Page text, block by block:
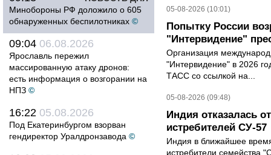
Минобороны РФ доложило о 605
обнаруженных беспилотниках ©
09:04 06.08.2026
Ярославль пережил
массированную атаку дронов:
есть информация о возгорании на
НПЗ ©
16:22 05.08.2026
Под Екатеринбургом взорван
гендиректор Уралдронзавода ©
05-08-2026 (10:01)
Попытку России
"Интервидение"
Организация
"Интервидение" в 2026
ТАСС со ссылкой на...
05-08-2026 (09:48)
Индия отказалась
истребителей СУ-57
Индия в ближайшее
истребители семейства